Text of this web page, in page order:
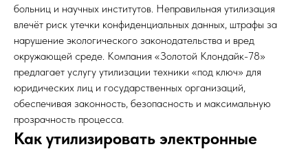
больниц и научных институтов. Неправильная утилизация
влечёт риск утечки конфиденциальных данных, штрафы за
нарушение экологического законодательства и вред
окружающей среде. Компания «Золотой Клондайк-78»
предлагает услугу утилизации техники «под ключ» для
юридических лиц и государственных организаций,
обеспечивая законность, безопасность и максимальную
прозрачность процесса.
Как утилизировать электронные